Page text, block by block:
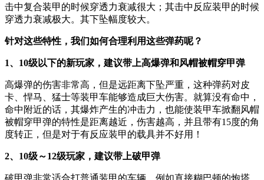
击中复合装甲的时候穿透力衰减很大；其击中反应装甲的时候
穿透力衰减极大。其下坠幅度较大。
针对这些特性，我们如何合理利用这些弹药呢？
1、10级以下的新玩家，建议带上高爆弹和风帽被帽穿甲弹
高爆弹的伤害非常高，但是远距离下坠严重，这种弹药对皮
卡、悍马、猛士等装甲车能够造成巨大伤害。就算没有命中，
命中附近的话，其爆炸产生的冲击力，也能使装甲车掀翻风帽
被帽穿甲弹的特性是距离越近，伤害越高，并且带有15度的角
度转正，但是对于有反应装甲的载具并不好用！
2、10级～12级玩家，建议带上破甲弹
破甲弹非常适合打普通装甲的车辆，例如直接糊巴顿的炮塔。